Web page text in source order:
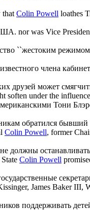
that Colin Powell loathes
nor was Vice
``жестоким
члена
друзей может
soften under the
Тони
обратился бывший
Colin Powell, former
должны
Colin Powell
James Baker III,
поддерживать